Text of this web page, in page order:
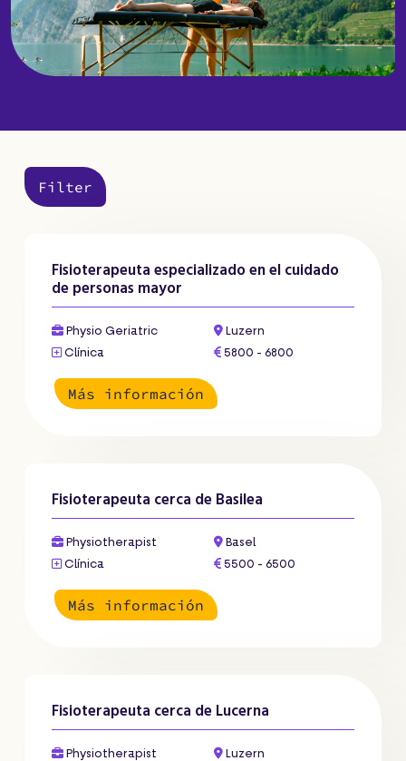
Filter
Fisioterapeuta especializado en el cuidado
de personas mayor
Physio Geriatric
Luzern
Clínica
5800 - 6800
Más información
Fisioterapeuta cerca de Basilea
Physiotherapist
Basel
Clínica
5500 - 6500
Más información
Fisioterapeuta cerca de Lucerna
Physiotherapist
Luzern